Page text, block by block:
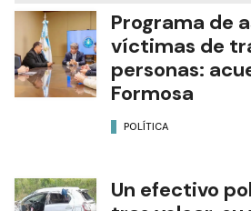
Programa de
víctimas de
personas:
Formosa
POLÍTICA
Un efectivo